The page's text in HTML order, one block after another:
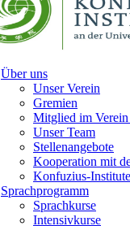
Über uns
Unser Verein
Gremien
Mitglied im Verein
Unser Team
Stellenangebote
Kooperation mit
Konfuzius-
Sprachprogramm
Sprachkurse
Intensivkurse